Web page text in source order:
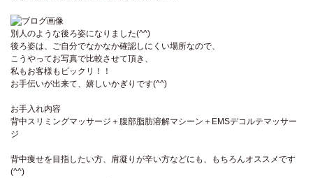
別人のような後ろ姿になりました(^^)
後ろ姿は、ご自分でなかなか確認しにくい場所なので、
こうやってお写真で比較させて頂き、
私もお客様もビックリ！！
お手伝いが出来て、嬉しいかぎりです(^^)
お手入れ内容
背中スリミングマッサージ＋腹部脂肪溶解マシーン＋EMSデコルテマッサー
ジ
背中痩せを目指したい方、肩凝りが辛い方などにも、もちろんオススメです
(^^)